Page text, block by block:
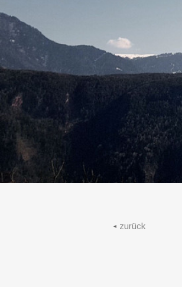
zurück